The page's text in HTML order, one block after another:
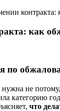
контракта:
как
по
нужна не
категорию
что